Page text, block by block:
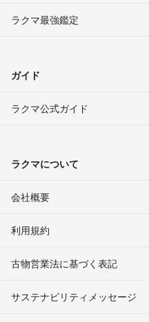
ラクマ最強鑑定
ガイド
ラクマ公式ガイド
ラクマについて
会社概要
利用規約
古物営業法に基づく表記
サステナビリティメッセージ